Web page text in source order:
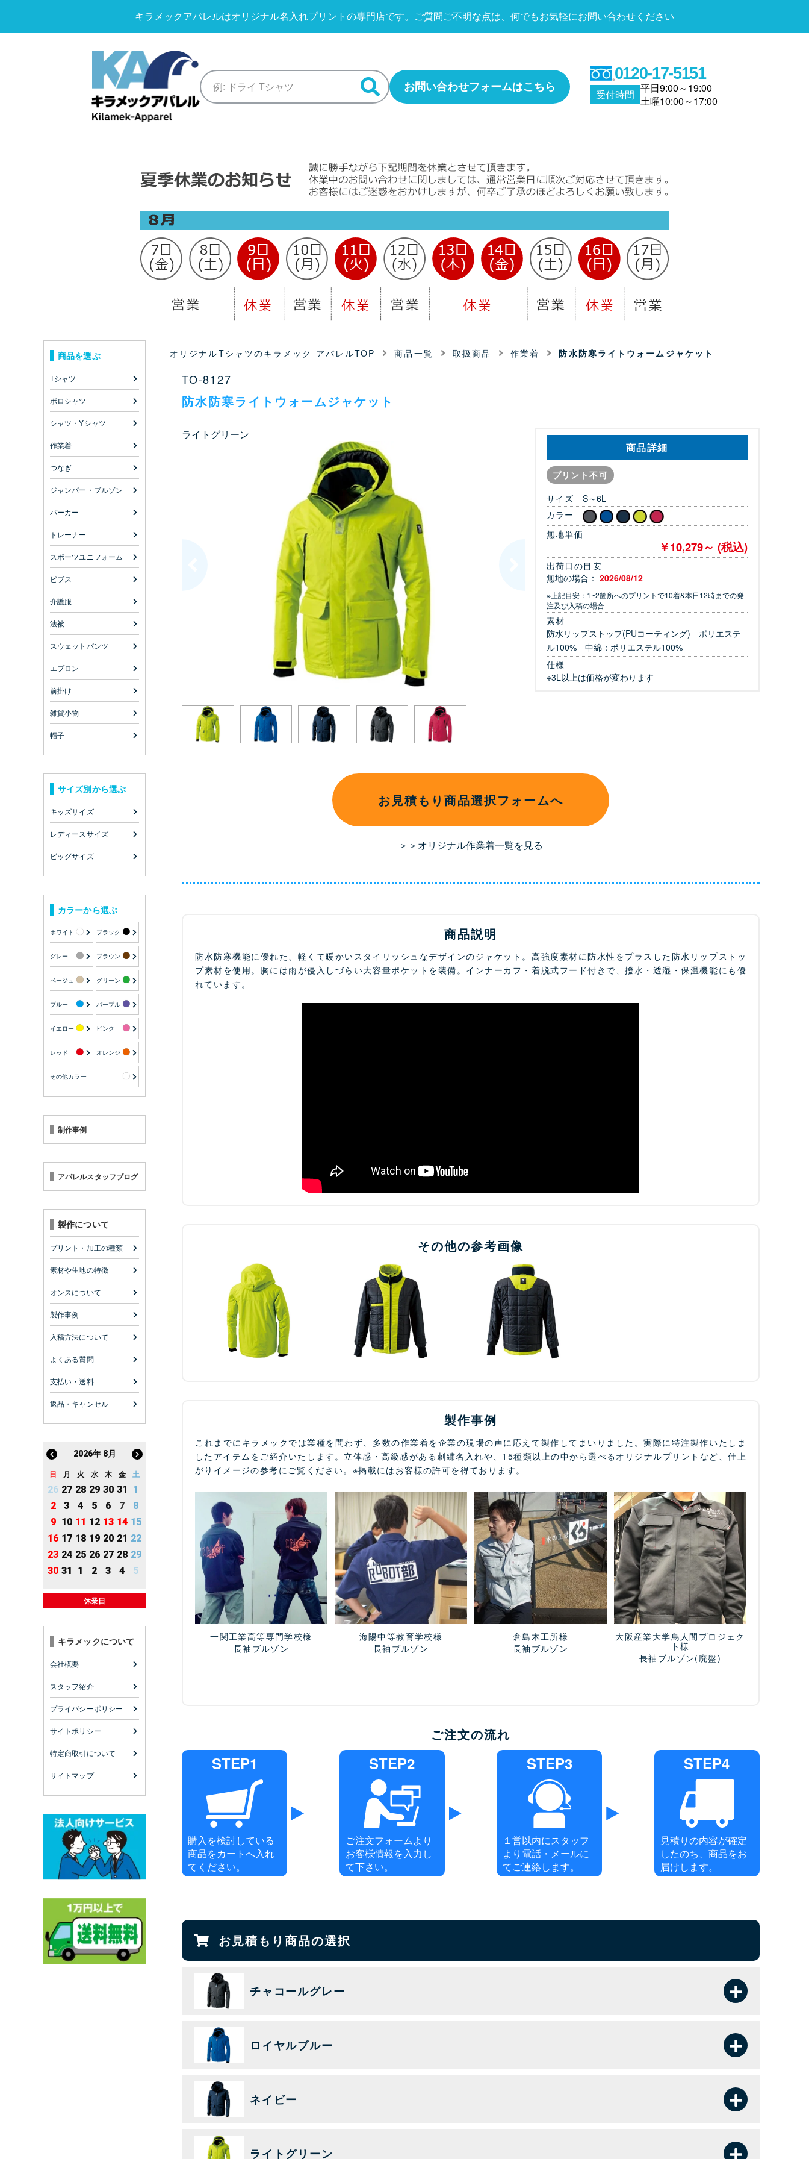
キラメックアパレルはオリジナル名入れプリントの専門店です。 ご質問ご不明な点は、何でもお気軽にお問い合わせください
お問い合わせフォームはこちら
0120-17-5151
受付時間 平日9:00～19:00
土曜10:00～17:00
商品を選ぶ
Tシャツ
ポロシャツ
シャツ・Yシャツ
作業着
つなぎ
ジャンパー・ブルゾン
パーカー
トレーナー
スポーツユニフォーム
ビブス
介護服
法被
スウェットパンツ
エプロン
前掛け
雑貨小物
帽子
サイズ別から選ぶ
キッズサイズ
レディースサイズ
ビッグサイズ
カラーから選ぶ
ホワイト ブラック
グレー ブラウン
ベージュ グリーン
ブルー パープル
イエロー ピンク
レッド オレンジ
その他カラー
制作事例
アパレルスタッフブログ
製作について
プリント・加工の種類
素材や生地の特徴
オンスについて
製作事例
入稿方法について
よくある質問
支払い・送料
返品・キャンセル
2026年 8月
日 月 火 水 木 金 土
26 27 28 29 30 31
1
2
3 4 5 6 7
8
9 10 11 12 13 14 15
16 17 18 19 20 21 22
23 24 25 26 27 28 29
30 31 1 2 3 4 5
休業日
キラメックについて
会社概要
スタッフ紹介
プライバシーポリシー
サイトポリシー
特定商取引について
サイトマップ
オリジナルTシャツのキラメック アパレルTOP 商品一覧 取扱商品 作業着 防水防寒ライトウォームジャケット
TO-8127
防水防寒ライトウォームジャケット
ライトグリーン
商品詳細
プリント不可
サイズ
S～6L
カラー
無地単価
￥10,279～ (税込)
出荷日の目安
無地の場合： 2026/08/12
※上記目安：1~2箇所へのプリントで10着&本日12時までの発
注及び入稿の場合
素材
防水リップストップ(PUコーティング) ポリエステ
ル100% 中綿：ポリエステル100%
仕様
※3L以上は価格が変わります
お見積もり商品選択フォームへ
＞＞オリジナル作業着一覧を見る
商品説明
防水防寒機能に優れた、軽くて暖かいスタイリッシュなデザインのジャケット。高強度素材に防水性をプラスした防水リップストッ
プ素材を使用。胸には雨が侵入しづらい大容量ポケットを装備。インナーカフ・着脱式フード付きで、撥水・透湿・保温機能にも優
れています。
その他の参考画像
製作事例
これまでにキラメックでは業種を問わず、多数の作業着を企業の現場の声に応えて製作してまいりました。実際に特注製作いたしま
したアイテムをご紹介いたします。立体感・高級感がある刺繍名入れや、15種類以上の中から選べるオリジナルプリントなど、仕上
がりイメージの参考にご覧ください。※掲載にはお客様の許可を得ております。
一関工業高等専門学校様
長袖ブルゾン
海陽中等教育学校様
長袖ブルゾン
倉島木工所様
長袖ブルゾン
大阪産業大学鳥人間プロジェク
ト様
長袖ブルゾン(廃盤)
ご注文の流れ
STEP1
購入を検討している
商品をカートへ入れ
てください。
STEP2
ご注文フォームより
お客様情報を入力し
て下さい。
STEP3
１営以内にスタッフ
より電話・メールに
てご連絡します。
STEP4
見積りの内容が確定
したのち、商品をお
届けします。
お見積もり商品の選択
チャコールグレー
ロイヤルブルー
ネイビー
ライトグリーン